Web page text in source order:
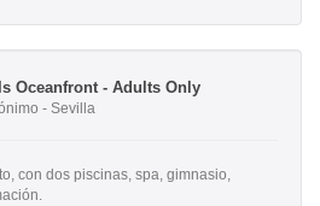
Oceanfront - Adults Only
- Sevilla
con dos piscinas, spa, gimnasio,